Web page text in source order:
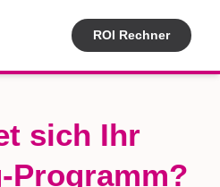
ROI Rechner
sich Ihr
Programm?